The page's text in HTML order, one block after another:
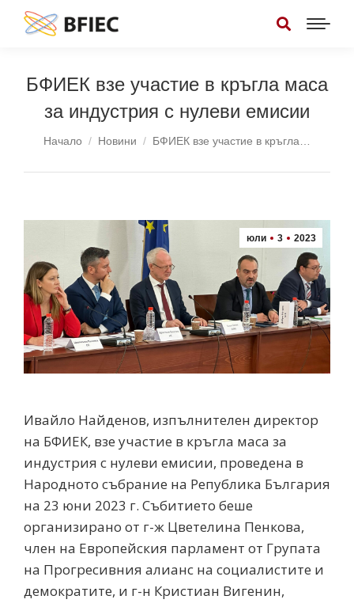
БФИЕК взе участие в кръгла маса
за индустрия с нулеви емисии
You are here:
Начало Новини БФИЕК взе участие в кръгла…
юли 3 2023
Ивайло Найденов, изпълнителен директор
на БФИЕК, взе участие в кръгла маса за
индустрия с нулеви емисии, проведена в
Народното събрание на Република България
на 23 юни 2023 г. Събитието беше
организирано от г-ж Цветелина Пенкова,
член на Европейския парламент от Групата
на Прогресивния алианс на социалистите и
демократите, и г-н Кристиан Вигенин,